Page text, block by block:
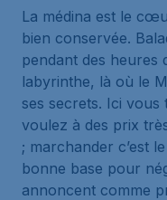
La médina est le
bien conservée.
pendant des heures
labyrinthe, là où le
ses secrets. Ici
voulez à des prix
; marchander c’est
bonne base pour
annoncent comme